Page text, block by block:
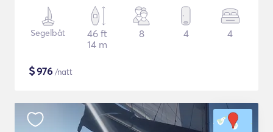
Segelbåt
46 ft
14 m
8 4 4
$976 /natt